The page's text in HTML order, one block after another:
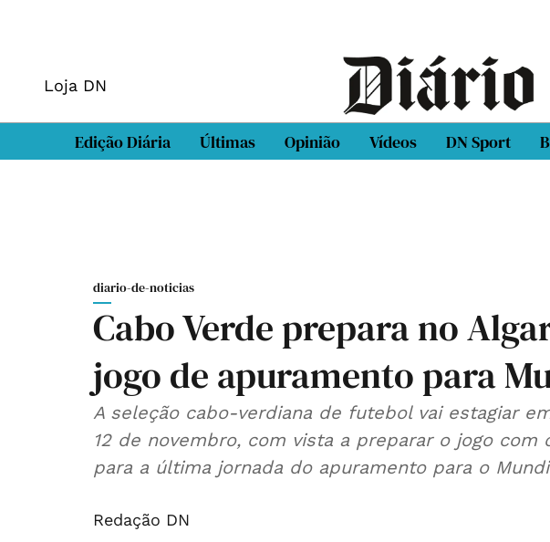
Loja DN
Edição Diária Últimas Opinião Vídeos DN Sport
diario-de-noticias
Cabo Verde prepara no
jogo de apuramento para
A seleção cabo-verdiana de futebol vai estagiar
12 de novembro, com vista a preparar o jogo com
para a última jornada do apuramento para o
Redação DN